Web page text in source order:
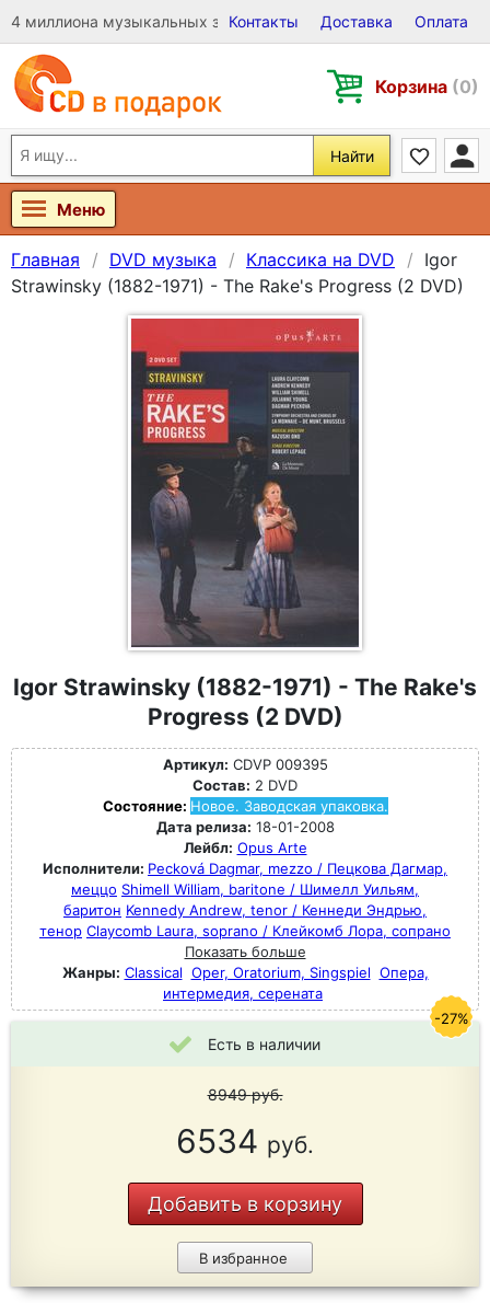
4 миллиона музыкальных записей на Виниле, CD и DVD
Контакты Доставка Оплата
Корзина (0)
Найти
Меню
Главная DVD музыка Классика на DVD
Igor
Strawinsky (1882-1971) - The Rake's Progress (2 DVD)
Igor Strawinsky (1882-1971) - The Rake's
Progress (2 DVD)
Артикул: CDVP 009395
Состав: 2 DVD
Состояние: Новое. Заводская упаковка.
Дата релиза: 18-01-2008
Лейбл: Opus Arte
Исполнители: Pecková Dagmar, mezzo / Пецкова Дагмар,
меццо Shimell William, baritone / Шимелл Уильям,
баритон Kennedy Andrew, tenor / Кеннеди Эндрью,
тенор Claycomb Laura, soprano / Клейкомб Лора, сопрано
Показать больше
Жанры: Classical Oper, Oratorium, Singspiel Опера,
интермедия, серената
Есть в наличии
8949руб.
6534 руб.
Добавить в корзину
В избранное
-27%